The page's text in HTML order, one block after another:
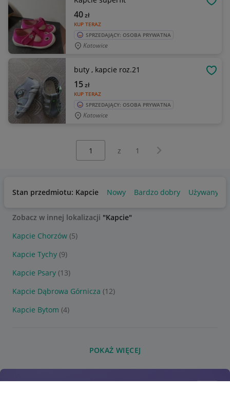
KUP TERAZ
40zł
SPRZEDAJĄCY: OSOBA PRYWATNA
Katowice
buty , kapcie roz.21
KUP TERAZ
15zł
SPRZEDAJĄCY: OSOBA PRYWATNA
Katowice
z 1 Następna strona
Stan przedmiotu: Kapcie Nowy Bardzo dobry Używany
Zobacz w innej lokalizacji "Kapcie"
Kapcie Chorzów (5)
Kapcie Tychy (9)
Kapcie Psary (13)
Kapcie Dąbrowa Górnicza (12)
Kapcie Bytom (4)
POKAŻ WIĘCEJ